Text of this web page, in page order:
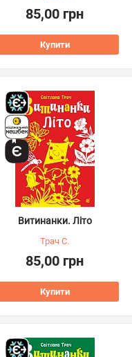
85,00 грн
Купити
Витинанки. Літо
Трач С.
85,00 грн
Купити